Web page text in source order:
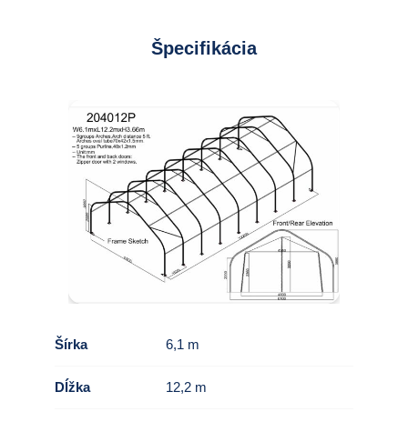
Špecifikácia
Šírka 6,1 m
Dĺžka 12,2 m